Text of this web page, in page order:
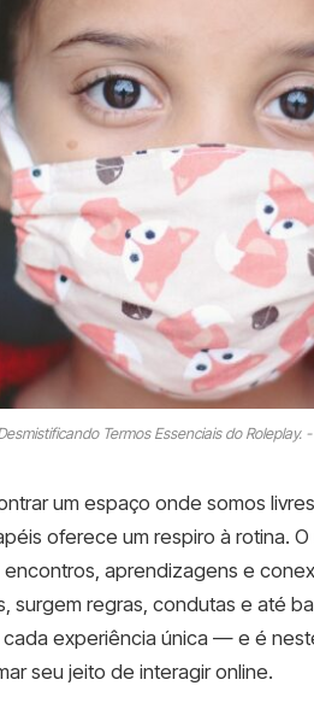
Termos Essenciais do
um espaço onde somos
oferece um respiro à rotina.
aprendizagens e
surgem regras, condutas e até
experiência única — e é
seu jeito de interagir online.